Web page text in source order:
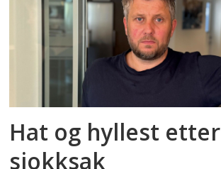
Hat og hyllest etter
sjokksak